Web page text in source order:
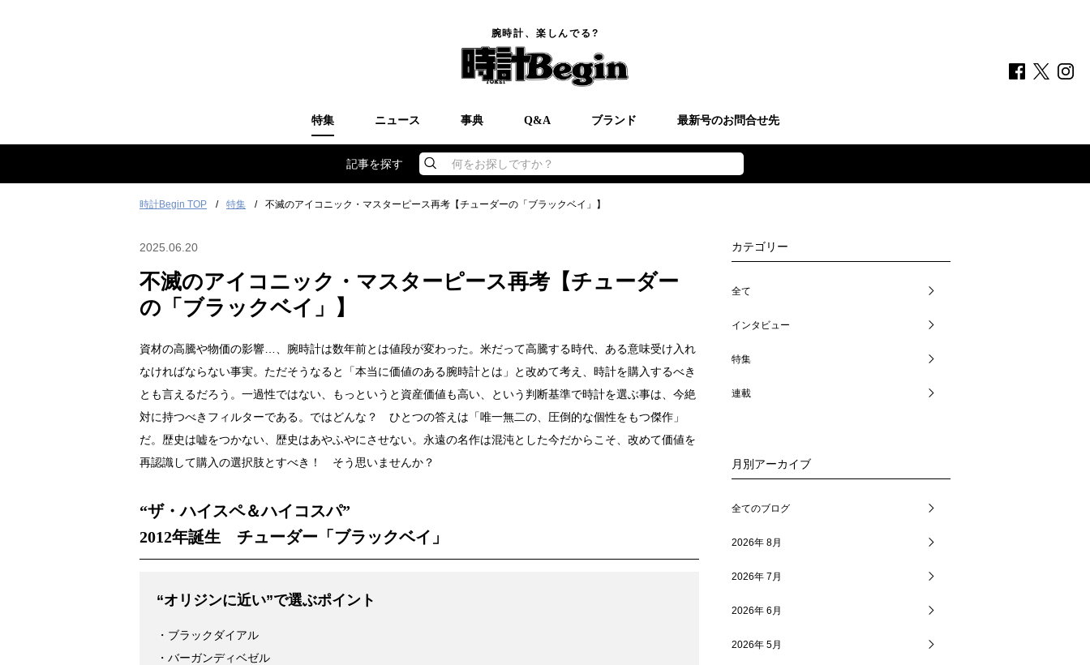
腕時計、楽しんでる?
特集 ニュース 事典 Q&A ブランド 最新号のお問合せ先
記事を探す 何をお探しですか？
時計Begin TOP 特集 不滅のアイコニック・マスターピース再考【チューダーの「ブラックベイ」】
2025.06.20
不滅のアイコニック・マスターピース再考【チューダー
の「ブラックベイ」】
資材の高騰や物価の影響…、腕時計は数年前とは値段が変わった。米だって高騰する時代、ある意味受け入れ
なければならない事実。ただそうなると「本当に価値のある腕時計とは」と改めて考え、時計を購入するべき
とも言えるだろう。一過性ではない、もっというと資産価値も高い、という判断基準で時計を選ぶ事は、今絶
対に持つべきフィルターである。ではどんな？ ひとつの答えは「唯一無二の、圧倒的な個性をもつ傑作」
だ。歴史は嘘をつかない、歴史はあやふやにさせない。永遠の名作は混沌とした今だからこそ、改めて価値を
再認識して購入の選択肢とすべき！ そう思いませんか？
“ザ・ハイスペ＆ハイコスパ”
2012年誕生 チューダー「ブラックベイ」
“オリジンに近い”で選ぶポイント
・ブラックダイアル
・バーガンディベゼル
カテゴリー
全て
インタビュー
特集
連載
月別アーカイブ
全てのブログ
2026年 8月
2026年 7月
2026年 6月
2026年 5月